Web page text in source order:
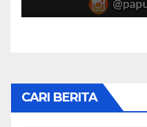
CARI BERITA